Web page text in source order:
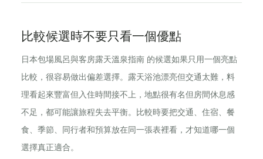
比較候選時不要只看一個優點
日本包場風呂與客房露天溫泉指南 的候選如果只用一個亮點
比較，很容易做出偏差選擇。露天浴池漂亮但交通太難，料
理看起來豐富但入住時間接不上，地點很有名但房間休息感
不足，都可能讓旅程失去平衡。比較時要把交通、住宿、餐
食、季節、同行者和預算放在同一張表裡看，才知道哪一個
選擇真正適合。